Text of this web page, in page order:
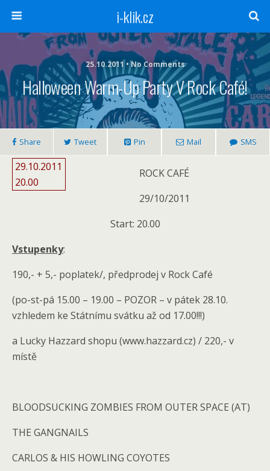
i-klik.cz
25.10.2011 • No Comments
Halloween Warm-Up Party V Rock Café!
Share Tweet Pin Mail SMS
29.10.2011
20.00
ROCK CAFÉ
29/10/2011
Start: 20.00
Vstupenky:
190,- + 5,- poplatek/, předprodej v Rock Café
(po-st-pá 15.00 – 19.00 – POZOR – v pátek 28.10.
vzhledem ke Státnímu svátku až od 17.00!!!)
a Lucky Hazzard shopu (www.hazzard.cz) / 220,- v
místě
BLOODSUCKING ZOMBIES FROM OUTER SPACE (AT)
THE GANGNAILS
CARLOS & HIS HOWLING COYOTES